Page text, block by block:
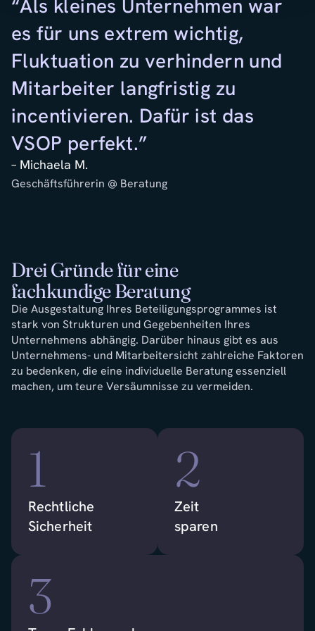
“Als kleines Unternehmen war
es für uns extrem wichtig,
Fluktuation zu verhindern und
Mitarbeiter langfristig zu
incentivieren. Dafür ist das
VSOP perfekt.”
– Michaela M.
Geschäftsführerin @ Beratung
Drei Gründe für eine
fachkundige Beratung
Die Ausgestaltung Ihres Beteiligungsprogrammes ist
stark von Strukturen und Gegebenheiten Ihres
Unternehmens abhängig. Darüber hinaus gibt es aus
Unternehmens- und Mitarbeitersicht zahlreiche Faktoren
zu bedenken, die eine individuelle Beratung essenziell
machen, um teure Versäumnisse zu vermeiden.
1
Rechtliche
Sicherheit
2
Zeit
sparen
3